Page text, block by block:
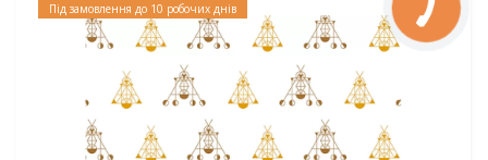
Під замовлення до 10 робочих днів